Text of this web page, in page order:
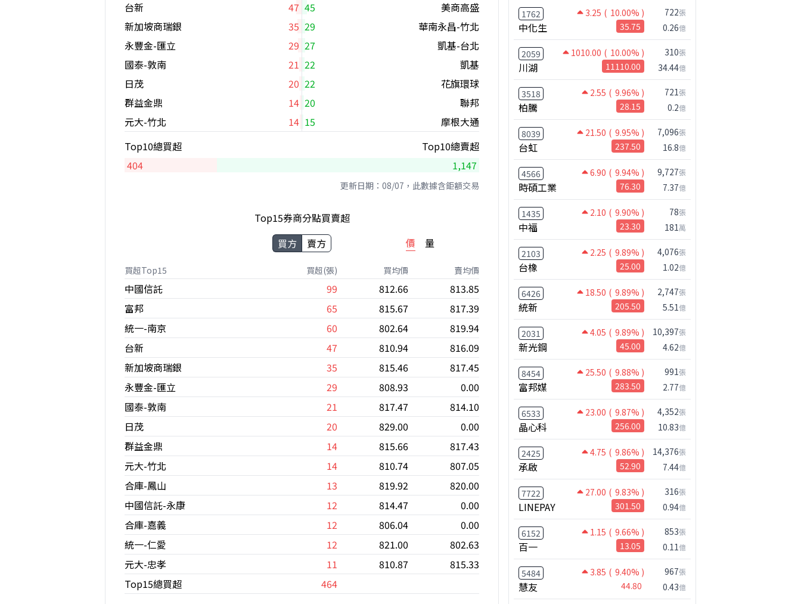
台新
47 45
美商高盛
新加坡商瑞銀
35 29
華南永昌-竹北
永豐金-匯立
29 27
凱基-台北
國泰-敦南
21 22
凱基
日茂
20 22
花旗環球
群益金鼎
14 20
聯邦
元大-竹北
14 15
摩根大通
Top10總買超
Top10總賣超
404
1,147
更新日期：08/07，此數據含鉅額交易
Top15券商分點買賣超
買方
賣方 價 量
買超Top15 買超(張) 買均價 賣均價
中國信託 99 812.66
813.85
富邦
65 815.67
817.39
統一-南京
60 802.64
819.94
台新
47 810.94
816.09
新加坡商瑞銀
35 815.46
817.45
永豐金-匯立
29 808.93
0.00
國泰-敦南
21 817.47
814.10
日茂
20 829.00
0.00
群益金鼎
14 815.66
817.43
元大-竹北
14 810.74
807.05
合庫-鳳山
13 819.92
820.00
中國信託-永康
12 814.47
0.00
合庫-嘉義
12 806.04
0.00
統一-仁愛
12 821.00
802.63
元大-忠孝
11 810.87
815.33
Top15總買超
464
1762 3.25 ( 10.00% )
中化生 35.75
722張
0.26億
2059 1010.00 ( 10.00% )
川湖 11110.00
310張
34.44億
3518 2.55 ( 9.96% )
柏騰 28.15
721張
0.2億
8039 21.50 ( 9.95% )
台虹 237.50
7,096張
16.8億
4566 6.90 ( 9.94% )
時碩工業 76.30
9,727張
7.37億
1435 2.10 ( 9.90% )
中福 23.30
78張
181萬
2103 2.25 ( 9.89% )
台橡 25.00
4,076張
1.02億
6426 18.50 ( 9.89% )
統新 205.50
2,747張
5.51億
2031 4.05 ( 9.89% )
新光鋼 45.00
10,397張
4.62億
8454 25.50 ( 9.88% )
富邦媒 283.50
991張
2.77億
6533 23.00 ( 9.87% )
晶心科 256.00
4,352張
10.83億
2425 4.75 ( 9.86% )
承啟 52.90
14,376張
7.44億
7722 27.00 ( 9.83% )
LINEPAY 301.50
316張
0.94億
6152 1.15 ( 9.66% )
百一 13.05
853張
0.11億
5484 3.85 ( 9.40% )
慧友 44.80
967張
0.43億